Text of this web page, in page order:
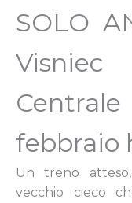
SOLO
Visniec
febbraio
Un treno
vecchio cieco